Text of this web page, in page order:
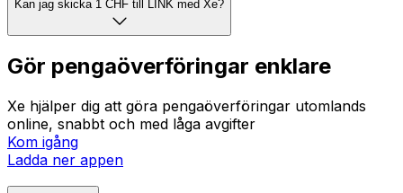
Kan jag skicka 1 CHF till LINK med Xe?
Gör pengaöverföringar enklare
Xe hjälper dig att göra pengaöverföringar utomlands
online, snabbt och med låga avgifter
Kom igång
Ladda ner appen